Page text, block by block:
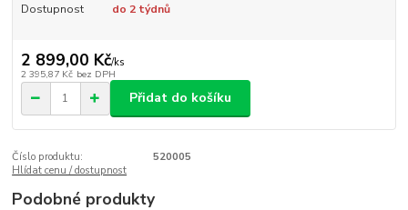
Dostupnost do 2 týdnů
2 899,00 Kč/ks
2 395,87 Kč bez DPH
Přidat do košíku
Číslo produktu:
520005
Hlídat cenu / dostupnost
Podobné produkty